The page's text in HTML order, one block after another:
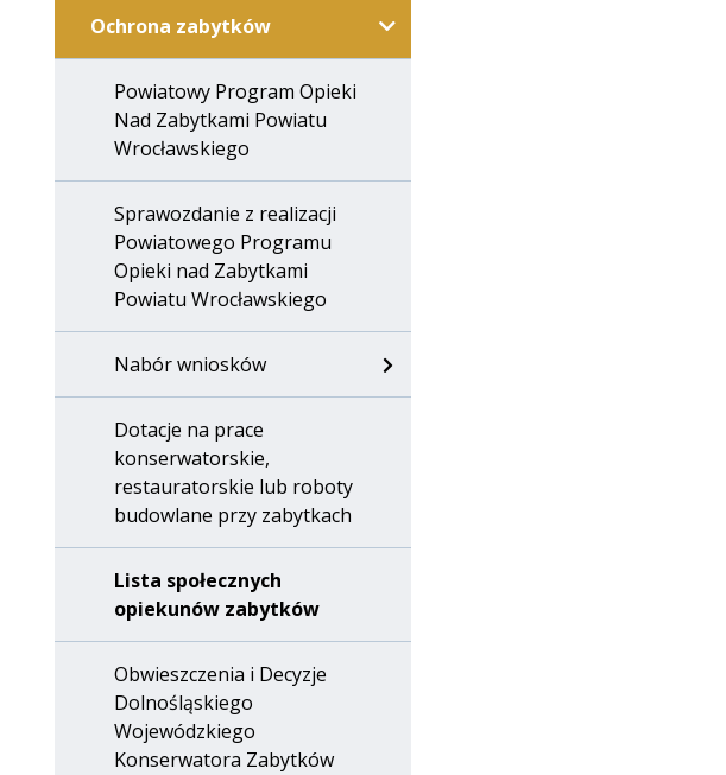
Ochrona zabytków
Powiatowy Program Opieki
Nad Zabytkami Powiatu
Wrocławskiego
Sprawozdanie z realizacji
Powiatowego Programu
Opieki nad Zabytkami
Powiatu Wrocławskiego
Nabór wniosków
Dotacje na prace
konserwatorskie,
restauratorskie lub roboty
budowlane przy zabytkach
Lista społecznych
opiekunów zabytków
Obwieszczenia i Decyzje
Dolnośląskiego
Wojewódzkiego
Konserwatora Zabytków